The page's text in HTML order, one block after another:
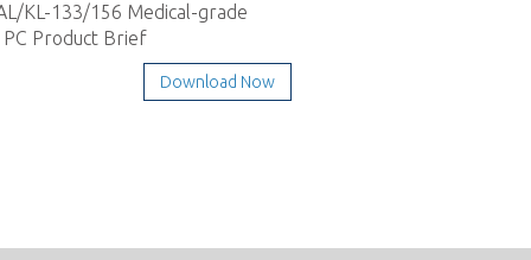
KL-133/156 Medical-grade
PC Product Brief
Download Now